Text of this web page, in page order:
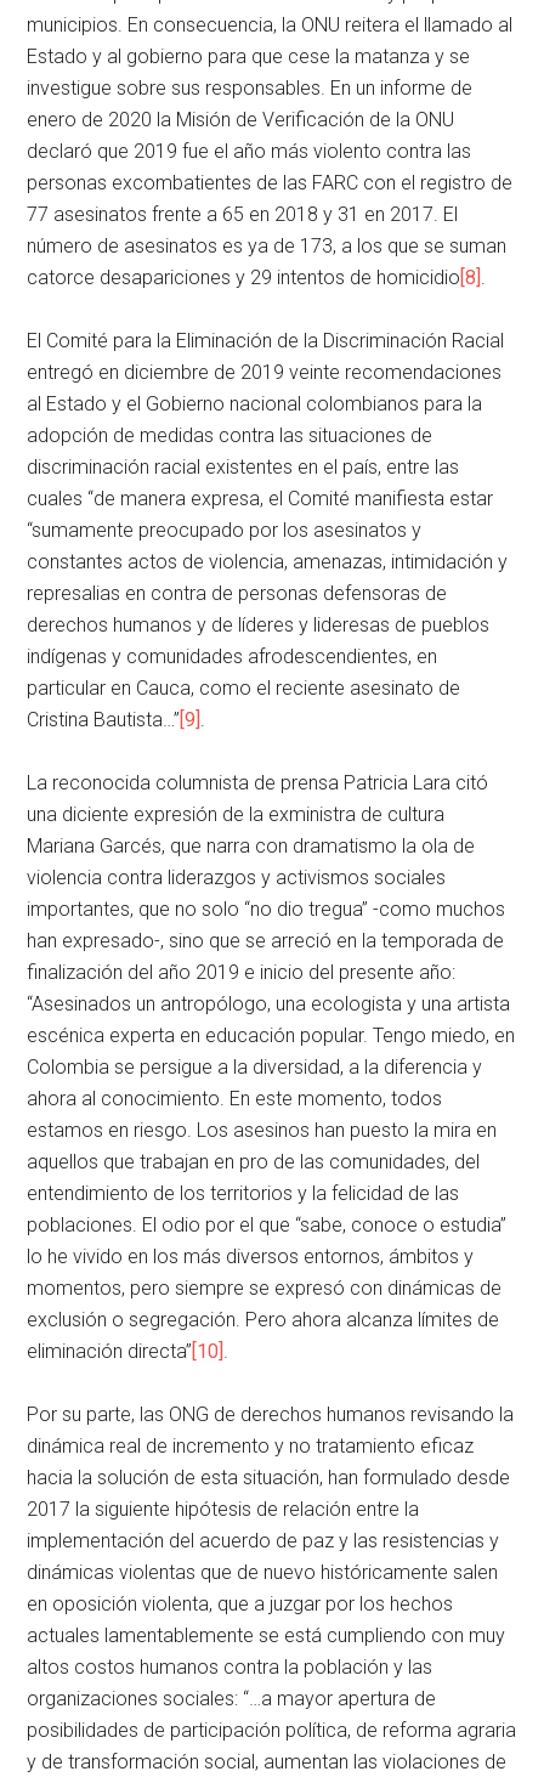
municipios. En consecuencia, la ONU reitera el llamado al
Estado y al gobierno para que cese la matanza y se
investigue sobre sus responsables. En un informe de
enero de 2020 la Misión de Verificación de la ONU
declaró que 2019 fue el año más violento contra las
personas excombatientes de las FARC con el registro de
77 asesinatos frente a 65 en 2018 y 31 en 2017. El
número de asesinatos es ya de 173, a los que se suman
catorce desapariciones y 29 intentos de homicidio[8].
El Comité para la Eliminación de la Discriminación Racial
entregó en diciembre de 2019 veinte recomendaciones
al Estado y el Gobierno nacional colombianos para la
adopción de medidas contra las situaciones de
discriminación racial existentes en el país, entre las
cuales “de manera expresa, el Comité manifiesta estar
“sumamente preocupado por los asesinatos y
constantes actos de violencia, amenazas, intimidación y
represalias en contra de personas defensoras de
derechos humanos y de líderes y lideresas de pueblos
indígenas y comunidades afrodescendientes, en
particular en Cauca, como el reciente asesinato de
Cristina Bautista…”[9].
La reconocida columnista de prensa Patricia Lara citó
una diciente expresión de la exministra de cultura
Mariana Garcés, que narra con dramatismo la ola de
violencia contra liderazgos y activismos sociales
importantes, que no solo “no dio tregua” -como muchos
han expresado-, sino que se arreció en la temporada de
finalización del año 2019 e inicio del presente año:
“Asesinados un antropólogo, una ecologista y una artista
escénica experta en educación popular. Tengo miedo, en
Colombia se persigue a la diversidad, a la diferencia y
ahora al conocimiento. En este momento, todos
estamos en riesgo. Los asesinos han puesto la mira en
aquellos que trabajan en pro de las comunidades, del
entendimiento de los territorios y la felicidad de las
poblaciones. El odio por el que “sabe, conoce o estudia”
lo he vivido en los más diversos entornos, ámbitos y
momentos, pero siempre se expresó con dinámicas de
exclusión o segregación. Pero ahora alcanza límites de
eliminación directa”[10].
Por su parte, las ONG de derechos humanos revisando la
dinámica real de incremento y no tratamiento eficaz
hacia la solución de esta situación, han formulado desde
2017 la siguiente hipótesis de relación entre la
implementación del acuerdo de paz y las resistencias y
dinámicas violentas que de nuevo históricamente salen
en oposición violenta, que a juzgar por los hechos
actuales lamentablemente se está cumpliendo con muy
altos costos humanos contra la población y las
organizaciones sociales: “…a mayor apertura de
posibilidades de participación política, de reforma agraria
y de transformación social, aumentan las violaciones de